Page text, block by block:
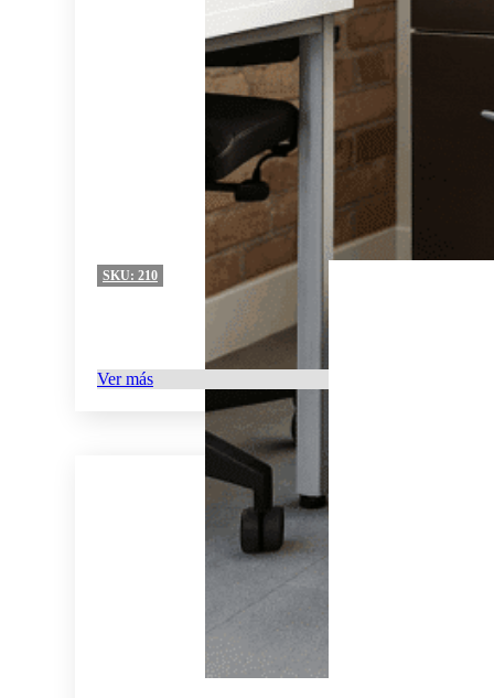
SKU: 210
Ver más